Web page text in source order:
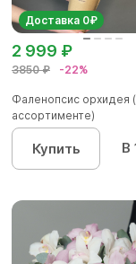
Доставка 0₽
3850 ₽ -22%
2 999 ₽
Фаленопсис орхидея
ассортименте)
Купить В